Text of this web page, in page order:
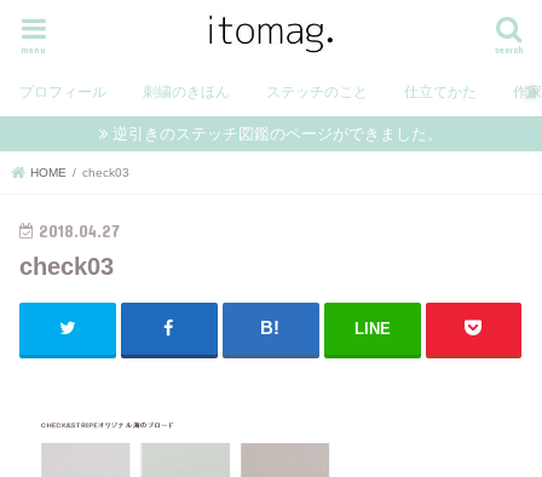
search
menu
プロフィール 刺繍のきほん ステッチのこと 仕立てかた 作
逆引きのステッチ図鑑のページができました。
HOME check03
2018.04.27
check03
LINE